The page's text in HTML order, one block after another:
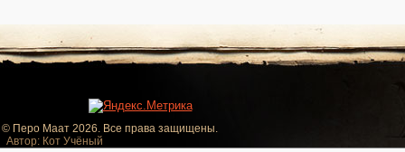
© Перо Маат 2026. Все права защищены.
Автор: Кот Учёный